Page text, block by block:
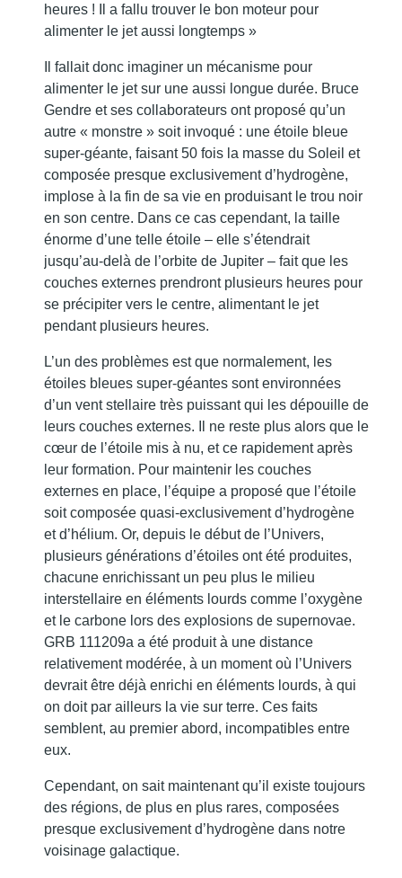
heures ! Il a fallu trouver le bon moteur pour
alimenter le jet aussi longtemps »
Il fallait donc imaginer un mécanisme pour
alimenter le jet sur une aussi longue durée. Bruce
Gendre et ses collaborateurs ont proposé qu’un
autre « monstre » soit invoqué : une étoile bleue
super-géante, faisant 50 fois la masse du Soleil et
composée presque exclusivement d’hydrogène,
implose à la fin de sa vie en produisant le trou noir
en son centre. Dans ce cas cependant, la taille
énorme d’une telle étoile – elle s’étendrait
jusqu’au-delà de l’orbite de Jupiter – fait que les
couches externes prendront plusieurs heures pour
se précipiter vers le centre, alimentant le jet
pendant plusieurs heures.
L’un des problèmes est que normalement, les
étoiles bleues super-géantes sont environnées
d’un vent stellaire très puissant qui les dépouille de
leurs couches externes. Il ne reste plus alors que le
cœur de l’étoile mis à nu, et ce rapidement après
leur formation. Pour maintenir les couches
externes en place, l’équipe a proposé que l’étoile
soit composée quasi-exclusivement d’hydrogène
et d’hélium. Or, depuis le début de l’Univers,
plusieurs générations d’étoiles ont été produites,
chacune enrichissant un peu plus le milieu
interstellaire en éléments lourds comme l’oxygène
et le carbone lors des explosions de supernovae.
GRB 111209a a été produit à une distance
relativement modérée, à un moment où l’Univers
devrait être déjà enrichi en éléments lourds, à qui
on doit par ailleurs la vie sur terre. Ces faits
semblent, au premier abord, incompatibles entre
eux.
Cependant, on sait maintenant qu’il existe toujours
des régions, de plus en plus rares, composées
presque exclusivement d’hydrogène dans notre
voisinage galactique.